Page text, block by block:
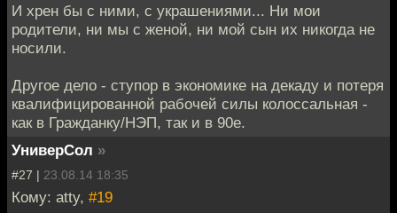
И хрен бы с ними, с украшениями... Ни мои
родители, ни мы с женой, ни мой сын их никогда не
носили.
Другое дело - ступор в экономике на декаду и потеря
квалифицированной рабочей силы колоссальная -
как в Гражданку/НЭП, так и в 90е.
УниверСол »
#27 | 23.08.14 18:35
Кому: atty, #19